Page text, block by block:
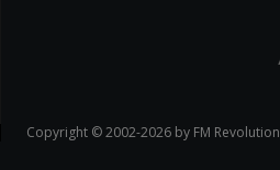
Copyright © 2002-2026 by FM Revolution